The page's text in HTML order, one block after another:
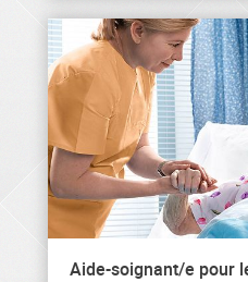
Aide-soignant/e pour